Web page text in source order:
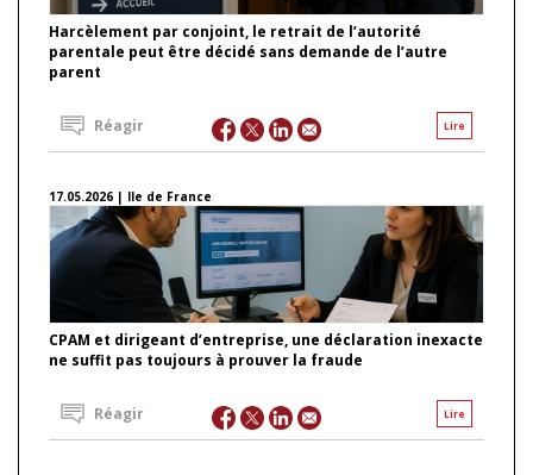
Harcèlement par conjoint, le retrait de l’autorité
parentale peut être décidé sans demande de l’autre
parent
Lire
Réagir
17.05.2026 | Ile de France
CPAM et dirigeant d’entreprise, une déclaration inexacte
ne suffit pas toujours à prouver la fraude
Lire
Réagir